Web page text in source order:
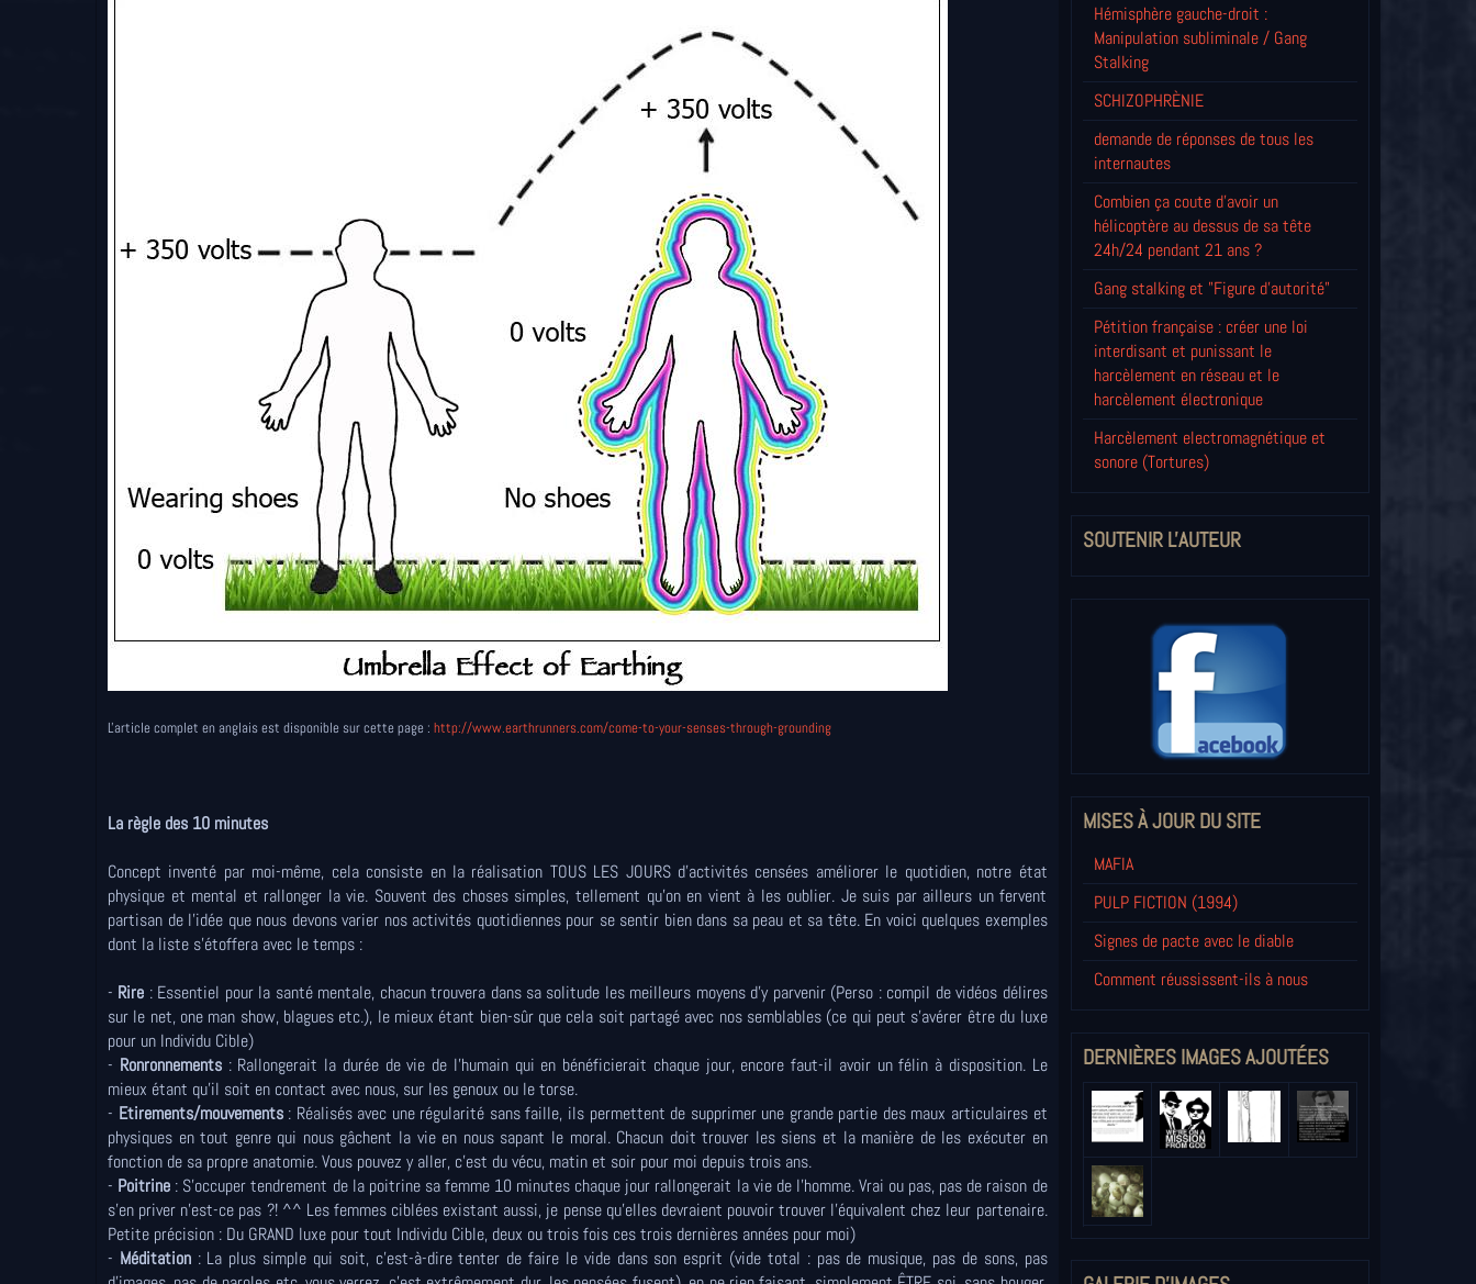
L'article complet en anglais est disponible sur cette page : http://www.earthrunners.com/come-to-your-senses-through-grounding
La règle des 10 minutes
Concept inventé par moi-même, cela consiste en la réalisation TOUS LES JOURS d'activités censées améliorer le quotidien, notre état
physique et mental et rallonger la vie. Souvent des choses simples, tellement qu'on en vient à les oublier. Je suis par ailleurs un fervent
partisan de l'idée que nous devons varier nos activités quotidiennes pour se sentir bien dans sa peau et sa tête. En voici quelques exemples
dont la liste s'étoffera avec le temps :
- Rire : Essentiel pour la santé mentale, chacun trouvera dans sa solitude les meilleurs moyens d'y parvenir (Perso : compil de vidéos délires
sur le net, one man show, blagues etc.), le mieux étant bien-sûr que cela soit partagé avec nos semblables (ce qui peut s'avérer être du luxe
pour un Individu Cible)
- Ronronnements: Rallongerait la durée de vie de l'humain qui en bénéficierait chaque jour, encore faut-il avoir un félin à disposition. Le
mieux étant qu'il soit en contact avec nous, sur les genoux ou le torse.
- Etirements/mouvements: Réalisés avec une régularité sans faille, ils permettent de supprimer une grande partie des maux articulaires et
physiques en tout genre qui nous gâchent la vie en nous sapant le moral. Chacun doit trouver les siens et la manière de les exécuter en
fonction de sa propre anatomie. Vous pouvez y aller, c'est du vécu, matin et soir pour moi depuis trois ans.
- Poitrine : S'occuper tendrement de la poitrine sa femme 10 minutes chaque jour rallongerait la vie de l'homme. Vrai ou pas, pas de raison de
s'en priver n'est-ce pas ?! ^^ Les femmes ciblées existant aussi, je pense qu'elles devraient pouvoir trouver l'équivalent chez leur partenaire.
Petite précision : Du GRAND luxe pour tout Individu Cible, deux ou trois fois ces trois dernières années pour moi)
- Méditation: La plus simple qui soit, c'est-à-dire tenter de faire le vide dans son esprit (vide total : pas de musique, pas de sons, pas
Hémisphère gauche-droit :
Manipulation subliminale / Gang
Stalking
SCHIZOPHRÈNIE
demande de réponses de tous les
internautes
Combien ça coute d'avoir un
hélicoptère au dessus de sa tête
24h/24 pendant 21 ans ?
Gang stalking et "Figure d'autorité"
Pétition française : créer une loi
interdisant et punissant le
harcèlement en réseau et le
harcèlement électronique
Harcèlement electromagnétique et
sonore (Tortures)
SOUTENIR L'AUTEUR
MISES À JOUR DU SITE
MAFIA
PULP FICTION (1994)
Signes de pacte avec le diable
Comment réussissent-ils à nous
DERNIÈRES IMAGES AJOUTÉES